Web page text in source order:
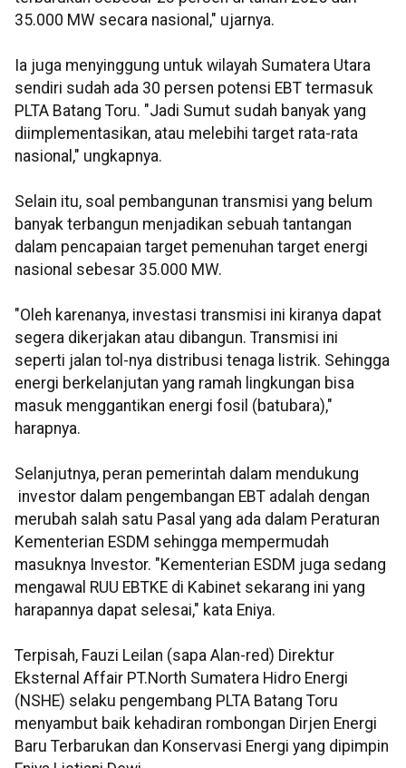
35.000 MW secara nasional," ujarnya.
Ia juga menyinggung untuk wilayah Sumatera Utara
sendiri sudah ada 30 persen potensi EBT termasuk
PLTA Batang Toru. "Jadi Sumut sudah banyak yang
diimplementasikan, atau melebihi target rata-rata
nasional," ungkapnya.
Selain itu, soal pembangunan transmisi yang belum
banyak terbangun menjadikan sebuah tantangan
dalam pencapaian target pemenuhan target energi
nasional sebesar 35.000 MW.
"Oleh karenanya, investasi transmisi ini kiranya dapat
segera dikerjakan atau dibangun. Transmisi ini
seperti jalan tol-nya distribusi tenaga listrik. Sehingga
energi berkelanjutan yang ramah lingkungan bisa
masuk menggantikan energi fosil (batubara),"
harapnya.
Selanjutnya, peran pemerintah dalam mendukung
investor dalam pengembangan EBT adalah dengan
merubah salah satu Pasal yang ada dalam Peraturan
Kementerian ESDM sehingga mempermudah
masuknya Investor. "Kementerian ESDM juga sedang
mengawal RUU EBTKE di Kabinet sekarang ini yang
harapannya dapat selesai," kata Eniya.
Terpisah, Fauzi Leilan (sapa Alan-red) Direktur
Eksternal Affair PT.North Sumatera Hidro Energi
(NSHE) selaku pengembang PLTA Batang Toru
menyambut baik kehadiran rombongan Dirjen Energi
Baru Terbarukan dan Konservasi Energi yang dipimpin